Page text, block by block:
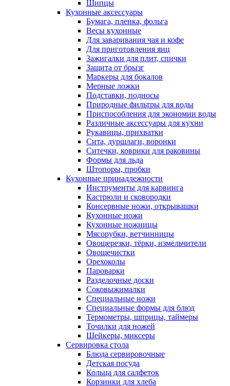
Щипцы
Кухонные аксессуары
Бумага, пленка, фольга
Весы кухонные
Для заваривания чая и кофе
Для приготовления яиц
Зажигалки для плит, спички
Защита от брызг
Маркеры для бокалов
Мерные ложки
Подставки, подносы
Природные фильтры для воды
Приспособления для экономии воды
Различные аксессуары для кухни
Рукавицы, прихватки
Сита, дуршлаги, воронки
Ситечки, коврики для раковины
Формы для льда
Штопоры, пробки
Кухонные принадлежности
Инструменты для карвинга
Кастрюли и сковородки
Консервные ножи, открывашки
Кухонные ножи
Кухонные ножницы
Мясорубки, ветчинницы
Овощерезки, тёрки, измельчители
Овощечистки
Орехоколы
Пароварки
Разделочные доски
Соковыжималки
Специальные ножи
Специальные формы для блюд
Термометры, шприцы, таймеры
Точилки для ножей
Шейкеры, миксеры
Сервировка стола
Блюда сервировочные
Детская посуда
Кольца для салфеток
Корзинки для хлеба